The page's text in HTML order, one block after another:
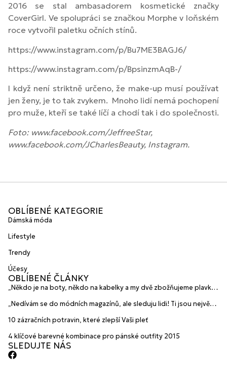
2016 se stal ambasadorem kosmetické značky
CoverGirl. Ve spolupráci se značkou Morphe v loňském
roce vytvořil paletku očních stínů.
https://www.instagram.com/p/Bu7ME3BAGJ6/
https://www.instagram.com/p/BpsinzmAqB-/
I když není striktně určeno, že make-up musí používat
jen ženy, je to tak zvykem. Mnoho lidí nemá pochopení
pro muže, kteří se také líčí a chodí tak i do společnosti.
Foto: www.facebook.com/JeffreeStar,
www.facebook.com/JCharlesBeauty, Instagram.
OBLÍBENÉ KATEGORIE
Dámská móda
Lifestyle
Trendy
Účesy
OBLÍBENÉ ČLÁNKY
„Někdo je na boty, někdo na kabelky a my dvě zbožňujeme plavky“
HANAJANA Swimwear
„Nedívám se do módních magazínů, ale sleduju lidi! Ti jsou největší
10 zázračních potravin, které zlepší Vaši pleť
4 klíčové barevné kombinace pro pánské outfity 2015
SLEDUJTE NÁS